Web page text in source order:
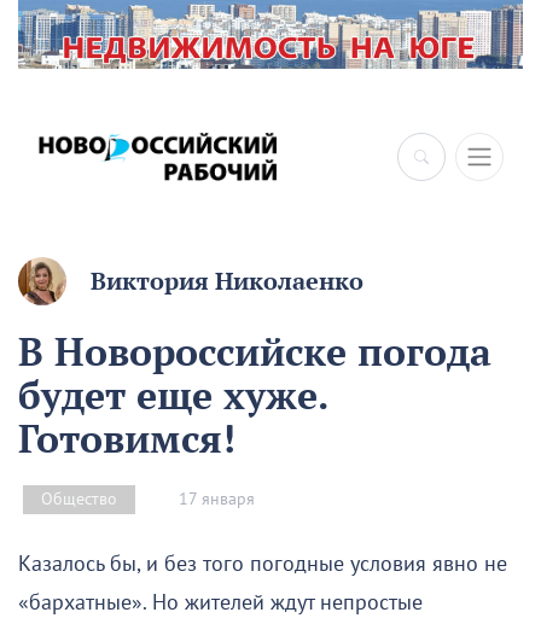
×
Виктория Николаенко
В Новороссийске погода
будет еще хуже.
Готовимся!
Общество 17 января
Казалось бы, и без того погодные условия явно не
«бархатные». Но жителей ждут непростые